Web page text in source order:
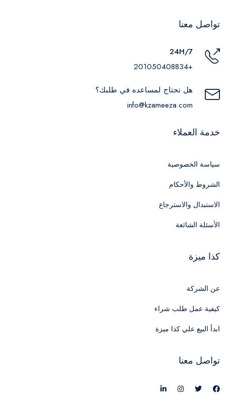
تواصل معنا
24H/7
+201050408834
هل تحتاج لمساعده في طلبك؟
info@kzameeza.com
خدمة العملاء
سياسة الخصوصية
الشروط والأحكام
الاستبدال والاسترجاع
الأسئلة الشائعة
كذا ميزة
عن الشركة
كيفية عمل طلب شراء
ابدأ البيع علي كذا ميزة
تواصل معنا